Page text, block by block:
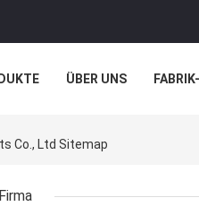
ÜBER UNS
Co., Ltd Sitemap
Firma